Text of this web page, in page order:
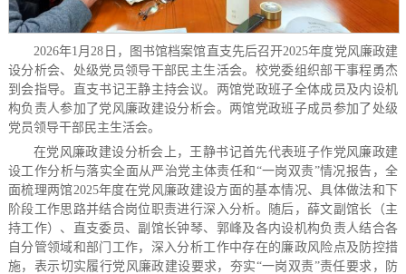
2026年1 月 28 日，图书馆档案馆直支先后召开2025年度党风廉政建
设分析会、处级党员领导干部民主生活会。校党委组织部干事程勇杰
到会指导。直支书记王静主持会议。两馆党政班子全体成员及内设机
构负责人参加了党风廉政建设分析会。两馆党政班子成员参加了处级
党员领导干部民主生活会。
在党风廉政建设分析会上，王静书记首先代表班子作党风廉政建
设工作分析与落实全面从严治党主体责任和“一岗双责”情况报告，全
面梳理两馆2025年度在党风廉政建设方面的基本情况、具体做法和下
阶段工作思路并结合岗位职责进行深入分析。随后，薛文副馆长（主
持工作）、直支委员、副馆长钟琴、郭峰及各内设机构负责人结合各
自分管领域和部门工作，深入分析工作中存在的廉政风险点及防控措
施，表示切实履行党风廉政建设要求，夯实“一岗双责”责任要求，防